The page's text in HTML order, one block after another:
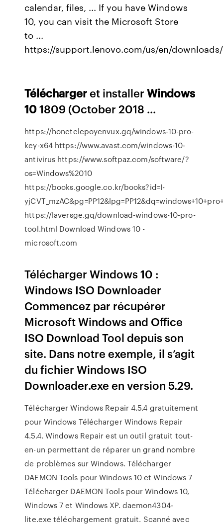
calendar, files, ... If you have Windows
10, you can visit the Microsoft Store
to ...
https://support.lenovo.com/us/en/
Téléchargeret installerWindows
101809 (October 2018 ...
https://honetelepoyenvux.gq/windows-10-pro-
key-x64 https://www.avast.com/windows-10-
antivirus https://www.softpaz.com/software/?
os=Windows%2010
https://books.google.co.kr/books?id=I-
https://laversge.gq/download-windows-10-pro-
tool.html Download Windows 10 -
microsoft.com
Télécharger Windows 10 :
Windows ISO Downloader
Commencez par récupérer
Microsoft Windows and Office
ISO Download Tool depuis son
site. Dans notre exemple, il s’agit
du fichier Windows ISO
Downloader.exe en version 5.29.
Télécharger Windows Repair 4.5.4 gratuitement
pour Windows Télécharger Windows Repair
4.5.4. Windows Repair est un outil gratuit tout-
en-un permettant de réparer un grand nombre
de problèmes sur Windows. Télécharger
DAEMON Tools pour Windows 10 et Windows 7
Télécharger DAEMON Tools pour Windows 10,
Windows 7 et Windows XP. daemon4304-
lite.exe téléchargement gratuit. Scanné avec